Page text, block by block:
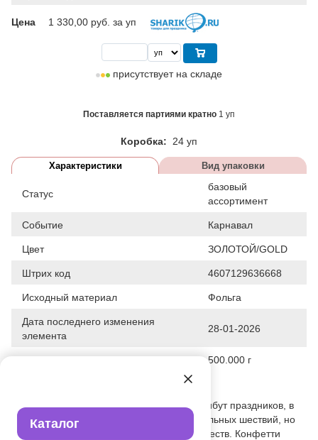
Каталог
Цена 1 330,00 руб. за уп
присутствует на складе
Поставляется партиями кратно 1 уп
Коробка: 24 уп
Характеристики Вид упаковки
Статус
базовый
ассортимент
Событие Карнавал
Цвет ЗОЛОТОЙ/GOLD
Штрих код 4607129636668
Исходный материал Фольга
Дата последнего изменения
элемента
28-01-2026
Вес 500.000 г
Золотое конфетти - неотъемлемый атрибут праздников, в
основном, балов, карнавалов, триумфальных шествий, но
также дней рождения и свадебных торжеств. Конфетти